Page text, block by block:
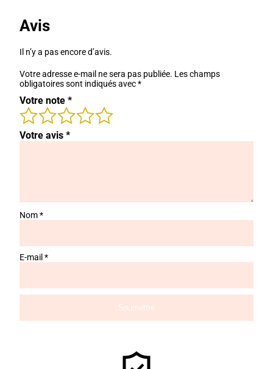
Avis
Il n’y a pas encore d’avis.
Votre adresse e-mail ne sera pas publiée. Les champs
obligatoires sont indiqués avec*
Votre note *
Votre avis *
Nom*
E-mail *